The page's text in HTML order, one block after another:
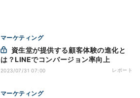
マーケティング
は？LINEでコンバージョン率向上
2023/07/31 07:00 レポート
マーケティング